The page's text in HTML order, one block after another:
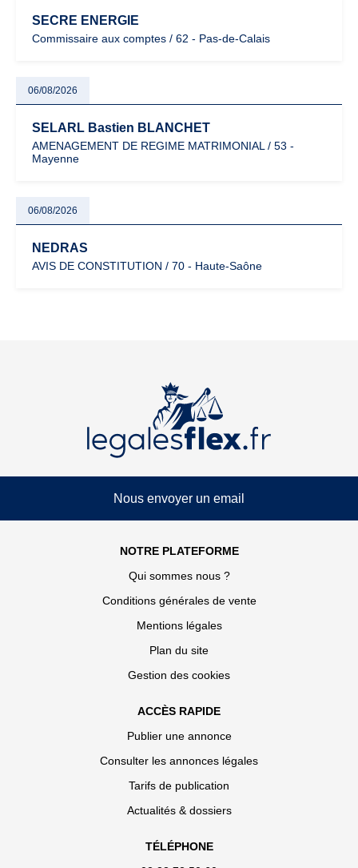
SECRE ENERGIE
Commissaire aux comptes / 62 - Pas-de-Calais
06/08/2026
SELARL Bastien BLANCHET
AMENAGEMENT DE REGIME MATRIMONIAL / 53 -
Mayenne
06/08/2026
NEDRAS
AVIS DE CONSTITUTION / 70 - Haute-Saône
Nous envoyer un email
NOTRE PLATEFORME
Qui sommes nous ?
Conditions générales de vente
Mentions légales
Plan du site
Gestion des cookies
ACCÈS RAPIDE
Publier une annonce
Consulter les annonces légales
Tarifs de publication
Actualités & dossiers
TÉLÉPHONE